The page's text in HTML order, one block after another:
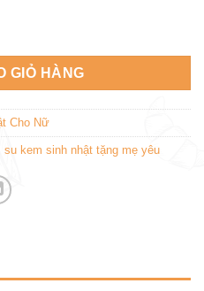
SN631 số lượng
GIỎ HÀNG
Cho Nữ
su kem sinh nhật tặng mẹ yêu